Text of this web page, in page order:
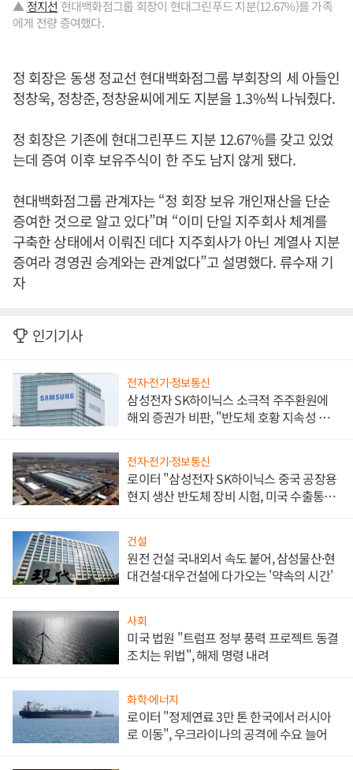
▲ 정지선 현대백화점그룹 회장이 현대그린푸드 지분(12.67%)를 가족
에게 전량 증여했다.
정 회장은 동생 정교선 현대백화점그룹 부회장의 세 아들인
정창욱, 정창준, 정창윤씨에게도 지분을 1.3%씩 나눠줬다.
정 회장은 기존에 현대그린푸드 지분 12.67%를 갖고 있었
는데 증여 이후 보유주식이 한 주도 남지 않게 됐다.
현대백화점그룹 관계자는 “정 회장 보유 개인재산을 단순
증여한 것으로 알고 있다”며 “이미 단일 지주회사 체계를
구축한 상태에서 이뤄진 데다 지주회사가 아닌 계열사 지분
증여라 경영권 승계와는 관계없다”고 설명했다. 류수재 기
자
인기기사
전자·전기·정보통신
삼성전자 SK하이닉스 소극적 주주환원에
해외 증권가 비판, "반도체 호황 지속성 의
전자·전기·정보통신
로이터 "삼성전자 SK하이닉스 중국 공장용
현지 생산 반도체 장비 시험, 미국 수출통제
건설
원전 건설 국내외서 속도 붙어, 삼성물산·현
대건설·대우건설에 다가오는 '약속의 시간'
사회
미국 법원 "트럼프 정부 풍력 프로젝트 동결
조치는 위법", 해제 명령 내려
화학·에너지
로이터 "정제연료 3만 톤 한국에서 러시아
로 이동", 우크라이나의 공격에 수요 늘어